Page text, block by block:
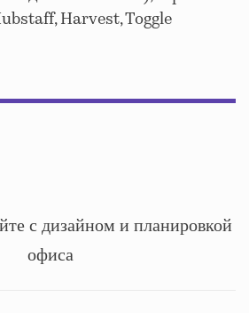
Harvest, Toggle
с дизайном и планировкой
офиса